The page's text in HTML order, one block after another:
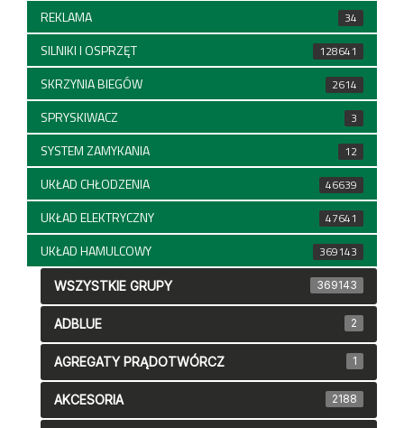
REKLAMA 34
SILNIKI I OSPRZĘT 128641
SKRZYNIA BIEGÓW 2614
SPRYSKIWACZ 3
SYSTEM ZAMYKANIA 12
UKŁAD CHŁODZENIA 46639
UKŁAD ELEKTRYCZNY 47641
UKŁAD HAMULCOWY 369143
WSZYSTKIE GRUPY 369143
ADBLUE 2
AGREGATY PRĄDOTWÓRCZ 1
AKCESORIA 2188